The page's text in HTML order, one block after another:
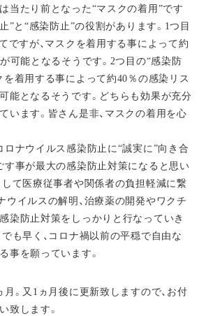
当たり前となった“マスクの着用”です
”と“感染防止”の役割があります。1つ目
ですが、マスクを着用する事によって約
可能となるそうです。2つ目の“感染防
を着用する事によって約40％の感染リス
能となるそうです。どちらも効果が充分
います。皆さん是非、マスクの着用を心
ナウイルス感染防止に“誠実に”向き合
す事が最大の感染防止対策になると思い
して医療従事者や関係者の負担軽減に繋
ウイルスの解明、治療薬の開発やワクチ
染防止対策をしっかりと行なっていき
も早く、コロナ禍以前の平穏で自由な
事を願っています。
。又1ヵ月後に更新致しますので、お付
致します。